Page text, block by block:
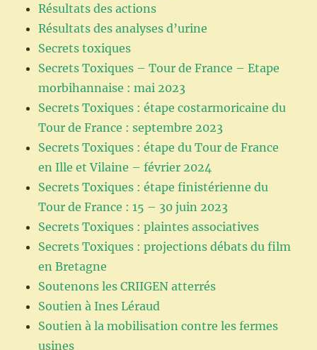
Résultats des actions
Résultats des analyses d’urine
Secrets toxiques
Secrets Toxiques – Tour de France – Etape
morbihannaise : mai 2023
Secrets Toxiques : étape costarmoricaine du
Tour de France : septembre 2023
Secrets Toxiques : étape du Tour de France
en Ille et Vilaine – février 2024
Secrets Toxiques : étape finistérienne du
Tour de France : 15 – 30 juin 2023
Secrets Toxiques : plaintes associatives
Secrets Toxiques : projections débats du film
en Bretagne
Soutenons les CRIIGEN atterrés
Soutien à Ines Léraud
Soutien à la mobilisation contre les fermes
usines